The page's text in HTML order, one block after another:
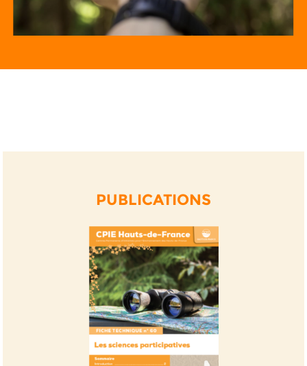
PUBLICATIONS